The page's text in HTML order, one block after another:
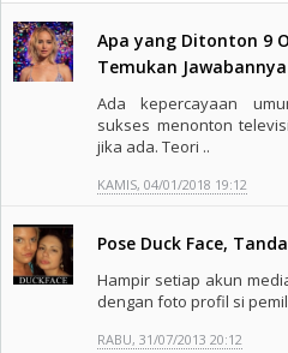
Apa yang Ditonton 9
Temukan
Ada kepercayaan
sukses menonton
jika ada. Teori ..
KAMIS, 04/01/2018 19:12
Pose Duck Face,
Hampir setiap akun
dengan foto profil si
RABU, 31/07/2013 20:12